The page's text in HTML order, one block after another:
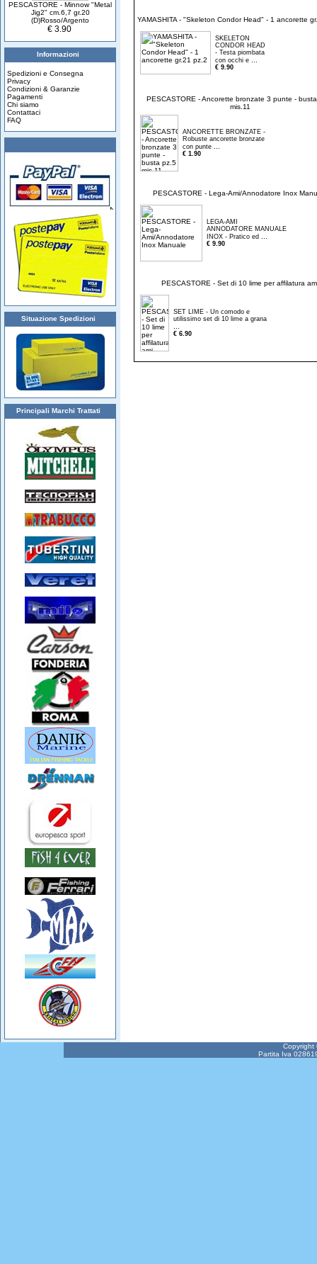
PESCASTORE - Minnow "Metal
Jig2" cm.6,7 gr.20
(D)Rosso/Argento
€ 3.90
Informazioni
Spedizioni e Consegna
Privacy
Condizioni & Garanzie
Pagamenti
Chi siamo
Contattaci
FAQ
Situazione Spedizioni
Principali Marchi Trattati
YAMASHITA - "Skeleton Condor Head" - 1 ancorette
SKELETON
CONDOR HEAD
- Testa piombata
con occhi e
€ 9.90
PESCASTORE - Ancorette bronzate 3 punte -
mis.11
ANCORETTE BRONZATE -
Robuste ancorette bronzate
con punte
€ 1.90
PESCASTORE - Lega-Ami/Annodatore Inox
LEGA-AMI
ANNODATORE MANUALE
INOX - Pratico ed
€ 9.90
PESCASTORE - Set di 10 lime per affilatura
SET LIME - Un comodo e
utilissimo set di 10 lime a grana
€ 6.90
Partita Iva